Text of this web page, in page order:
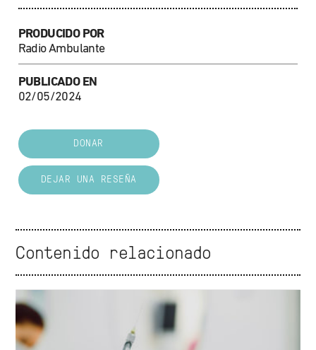
PRODUCIDO POR
Radio Ambulante
PUBLICADO EN
02/05/2024
DONAR
DEJAR UNA RESEÑA
Contenido relacionado